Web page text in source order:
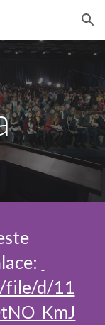
Skip to navigation
file/d/11